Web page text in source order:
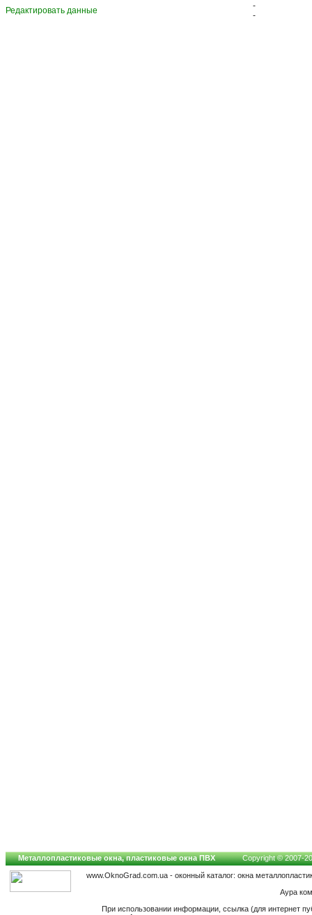
Редактировать данные
-
-
Металлопластиковые окна, пластиковые окна ПВХ Copyright © 2007-
www.OknoGrad.com.ua - оконный каталог: окна
Аура
При использовании информации, ссылка (для интернет